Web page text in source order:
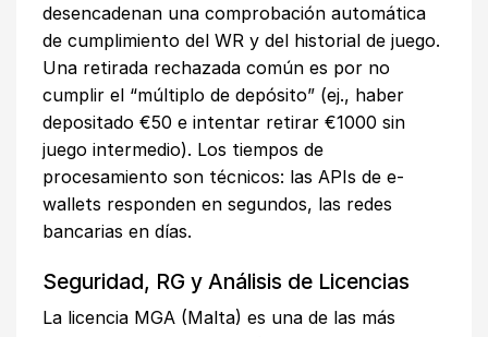
desencadenan una comprobación automática
de cumplimiento del WR y del historial de juego.
Una retirada rechazada común es por no
cumplir el “múltiplo de depósito” (ej., haber
depositado €50 e intentar retirar €1000 sin
juego intermedio). Los tiempos de
procesamiento son técnicos: las APIs de e-
wallets responden en segundos, las redes
bancarias en días.
Seguridad, RG y Análisis de Licencias
La licencia MGA (Malta) es una de las más